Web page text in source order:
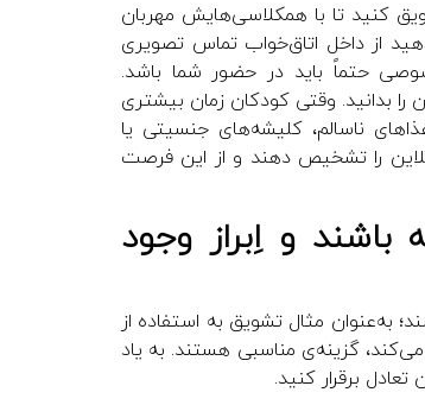
کنید تا با همکلاسی‌هایش مهربان
از داخل اتاق‌خواب تماس تصویری
حتماً باید در حضور شما باشد.‌
را بدانید. وقتی کودکان زمان بیشتری
ناسالم، کلیشه‌های جنسیتی یا
را تشخیص دهند و از این فرصت
و اِبراز وجود
به‌عنوان مثال تشویق به استفاده از
گزینه‌ی مناسبی هستند. به یاد
برقرار کنید.